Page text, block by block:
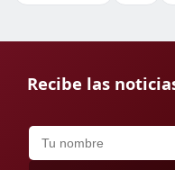
Recibe las